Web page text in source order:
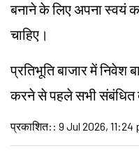
बनाने के लिए अपना स्वयं
चाहिए।
प्रतिभूति बाजार में निवेश
करने से पहले सभी संबंधित
प्रकाशित: : 9 Jul 2026, 11:24